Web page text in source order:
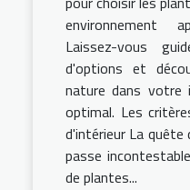
environnement
Laissez-vous
d'options et
nature dans votre
optimal. Les
d'intérieur La
passe
de plantes...